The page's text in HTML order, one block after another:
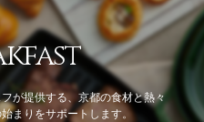
fast
が提供する、京都の食材と熱々
まりをサポートします。